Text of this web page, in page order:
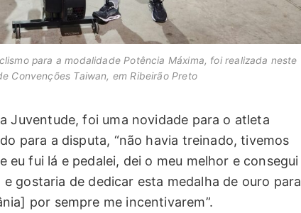
para a modalidade Potência Máxima, foi realizada neste
Convenções Taiwan, em Ribeirão Preto
Juventude, foi uma novidade para o atleta
para a disputa, “não havia treinado, tivemos
eu fui lá e pedalei, dei o meu melhor e consegui
gostaria de dedicar esta medalha de ouro para
por sempre me incentivarem”.